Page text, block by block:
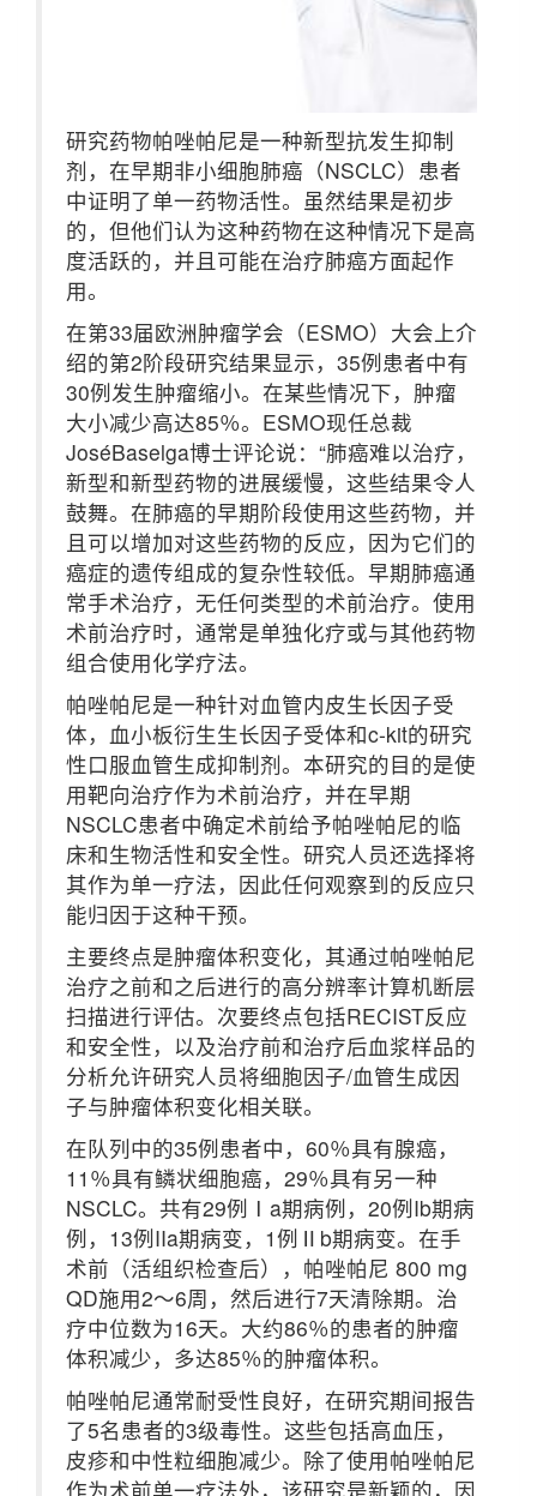
研究药物帕唑帕尼是一种新型抗发生抑制
剂，在早期非小细胞肺癌（NSCLC）患者
中证明了单一药物活性。虽然结果是初步
的，但他们认为这种药物在这种情况下是高
度活跃的，并且可能在治疗肺癌方面起作
用。
在第33届欧洲肿瘤学会（ESMO）大会上介
绍的第2阶段研究结果显示，35例患者中有
30例发生肿瘤缩小。在某些情况下，肿瘤
大小减少高达85％。ESMO现任总裁
JoséBaselga博士评论说：“肺癌难以治疗，
新型和新型药物的进展缓慢，这些结果令人
鼓舞。在肺癌的早期阶段使用这些药物，并
且可以增加对这些药物的反应，因为它们的
癌症的遗传组成的复杂性较低。早期肺癌通
常手术治疗，无任何类型的术前治疗。使用
术前治疗时，通常是单独化疗或与其他药物
组合使用化学疗法。
帕唑帕尼是一种针对血管内皮生长因子受
体，血小板衍生生长因子受体和c-kit的研究
性口服血管生成抑制剂。本研究的目的是使
用靶向治疗作为术前治疗，并在早期
NSCLC患者中确定术前给予帕唑帕尼的临
床和生物活性和安全性。研究人员还选择将
其作为单一疗法，因此任何观察到的反应只
能归因于这种干预。
主要终点是肿瘤体积变化，其通过帕唑帕尼
治疗之前和之后进行的高分辨率计算机断层
扫描进行评估。次要终点包括RECIST反应
和安全性，以及治疗前和治疗后血浆样品的
分析允许研究人员将细胞因子/血管生成因
子与肿瘤体积变化相关联。
在队列中的35例患者中，60％具有腺癌，
11％具有鳞状细胞癌，29％具有另一种
NSCLC。共有29例Ⅰa期病例，20例Ib期病
例，13例IIa期病变，1例Ⅱb期病变。在手
术前（活组织检查后），帕唑帕尼 800 mg
QD施用2〜6周，然后进行7天清除期。治
疗中位数为16天。大约86％的患者的肿瘤
体积减少，多达85％的肿瘤体积。
帕唑帕尼通常耐受性良好，在研究期间报告
了5名患者的3级毒性。这些包括高血压，
皮疹和中性粒细胞减少。除了使用帕唑帕尼
作为术前单一疗法外，该研究是新颖的，因